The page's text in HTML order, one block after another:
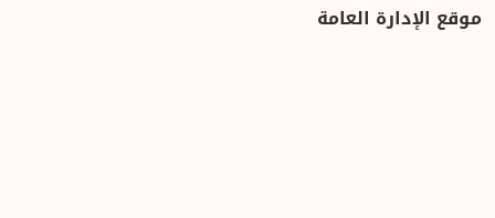
موقع الإدارة العامة